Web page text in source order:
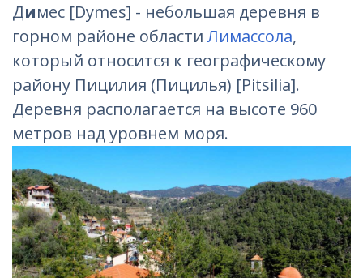
Димес [Dymes] - небольшая деревня в
горном районе областиЛимассола,
который относится к географическому
району Пицилия (Пицилья) [Pitsilia].
Деревня располагается на высоте 960
метров над уровнем моря.